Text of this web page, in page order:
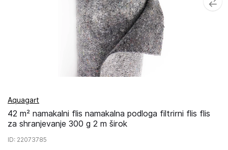
Aquagart
42 m² namakalni flis namakalna podloga filtrirni flis flis
za shranjevanje 300 g 2 m širok
ID: 22073785